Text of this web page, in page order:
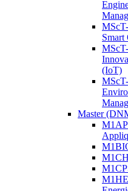
Smart
(IoT)
Master